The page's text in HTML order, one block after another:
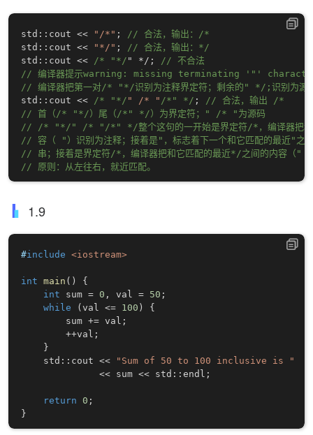
std :: cout << "/*" ;
// 合法，输出：/*
std :: cout << "*/" ;
// 合法，输出：*/
std :: cout << /* "*/ " * / ;
// 不合法
// 编译器提示warning: missing terminating '"'
// 编译器把第一对/* "*/识别为注释界定符；剩余的" */;识别为源
std :: cout << /* "*/ " /* " /*" */ ;
// 合法，输出 /*
// 首（/* "*/）尾（/*" */）为界定符；" /* "为源码
// /* "*/" /* "/*" */整个这句的一开始是界定符/*，编译器把和
// 容（ "）识别为注释；接着是"，标志着下一个和它匹配的最近"之
// 串；接着是界定符/*，编译器把和它匹配的最近*/之间的内容（"
// 原则：从左往右，就近匹配。
1.9
#include <iostream>
int main ( )
{
int sum = 0 , val = 50 ;
while
( val <= 100 )
{
        sum
+= val ;
++val ;
}
    std
:: cout <<
"Sum of 50 to 100 inclusive is "
<< sum << std :: endl ;
return 0 ;
}